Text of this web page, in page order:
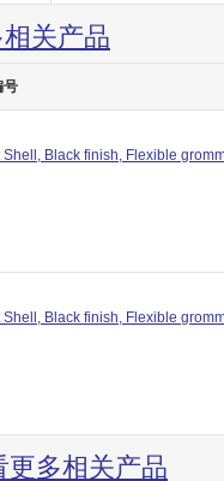
关产品
号
Black finish, Flexible
Black finish, Flexible
更多相关产品